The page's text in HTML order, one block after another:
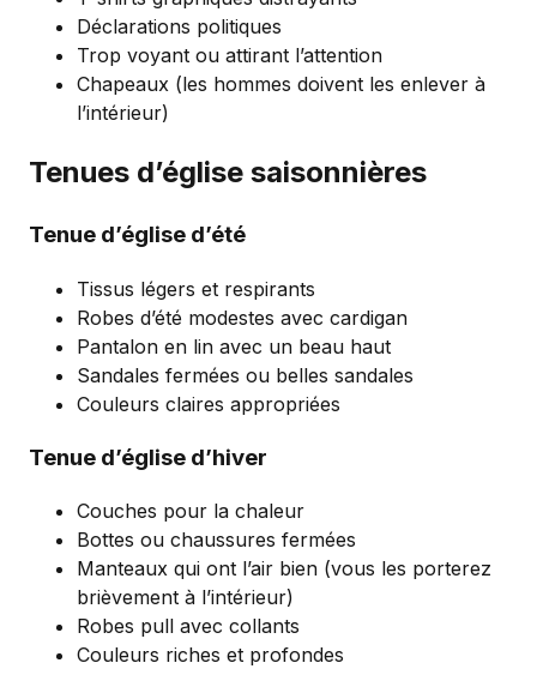
Déclarations politiques
Trop voyant ou attirant l’attention
Chapeaux (les hommes doivent les enlever à
l’intérieur)
Tenues d’église saisonnières
Tenue d’église d’été
Tissus légers et respirants
Robes d’été modestes avec cardigan
Pantalon en lin avec un beau haut
Sandales fermées ou belles sandales
Couleurs claires appropriées
Tenue d’église d’hiver
Couches pour la chaleur
Bottes ou chaussures fermées
Manteaux qui ont l’air bien (vous les porterez
brièvement à l’intérieur)
Robes pull avec collants
Couleurs riches et profondes